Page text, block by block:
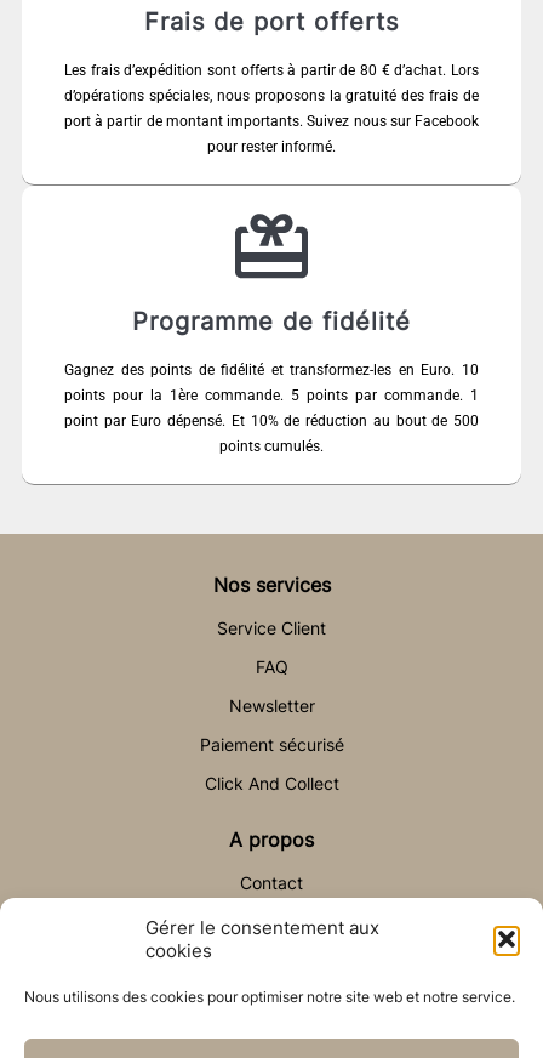
Gérer le consentement aux
cookies
Nous utilisons des cookies pour optimiser notre site web et notre service.
Frais de port offerts
Les frais d’expédition sont offerts à partir de 80 € d’achat. Lors
d’opérations spéciales, nous proposons la gratuité des frais de
port à partir de montant importants. Suivez nous sur Facebook
pour rester informé.
Programme de fidélité
Gagnez des points de fidélité et transformez-les en Euro. 10
points pour la 1ère commande. 5 points par commande. 1
point par Euro dépensé. Et 10% de réduction au bout de 500
points cumulés.
Nos services
Service Client
FAQ
Newsletter
Paiement sécurisé
Click And Collect
A propos
Contact
Aide & Contact